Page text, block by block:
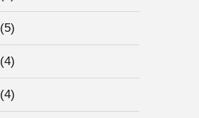
(5)
(4)
(4)